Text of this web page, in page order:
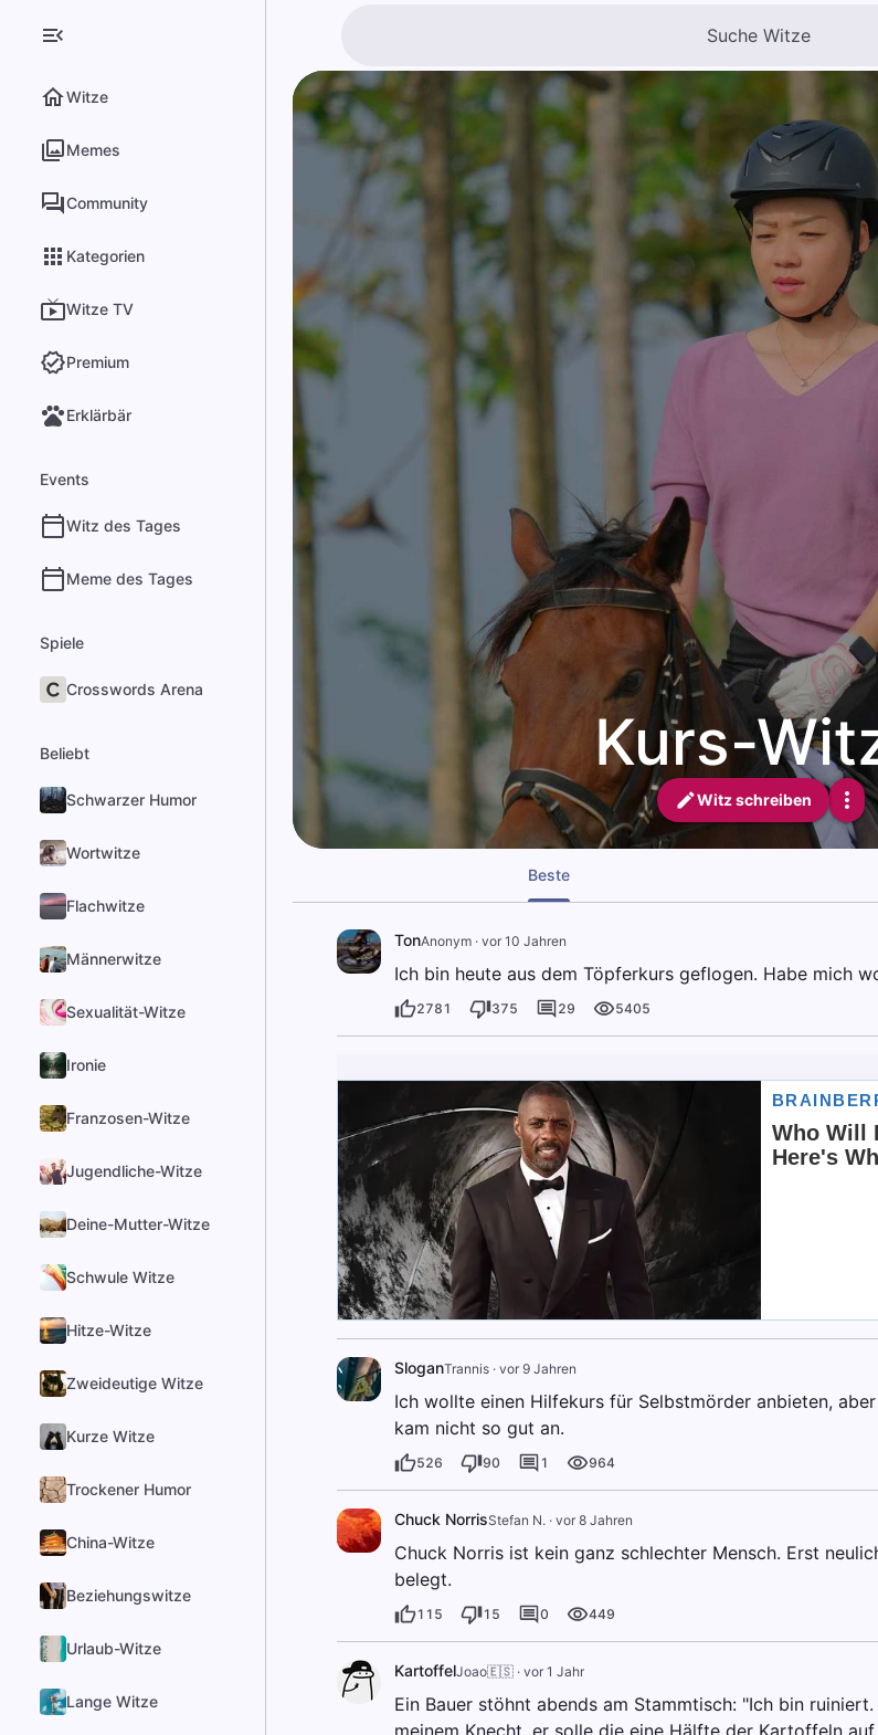
Witze
Memes
Community
Kategorien
Witze TV
Premium
Erklärbär
Events
Witz des Tages
Meme des Tages
Spiele
Crosswords Arena
Beliebt
Schwarzer Humor
Wortwitze
Flachwitze
Männerwitze
Sexualität-Witze
Ironie
Franzosen-Witze
Jugendliche-Witze
Deine-Mutter-Witze
Schwule Witze
Hitze-Witze
Zweideutige Witze
Kurze Witze
Trockener Humor
China-Witze
Beziehungswitze
Urlaub-Witze
Lange Witze
Kurs-
Witz schreiben
Beste
TonAnonym· vor 10 Jahren
Ich bin heute aus dem Töpferkurs geflogen. Habe mich
2781 375 29 5405
SloganTrannis· vor 9 Jahren
Ich wollte einen Hilfekurs für Selbstmörder anbieten,
kam nicht so gut an.
526 90 1 964
Chuck NorrisStefan N. · vor 8 Jahren
Chuck Norris ist kein ganz schlechter Mensch. Erst
belegt.
115 15 0 449
KartoffelJoao🇪🇸· vor 1 Jahr
Ein Bauer stöhnt abends am Stammtisch: "Ich bin
meinem Knecht, er solle die eine Hälfte der Kartoffeln